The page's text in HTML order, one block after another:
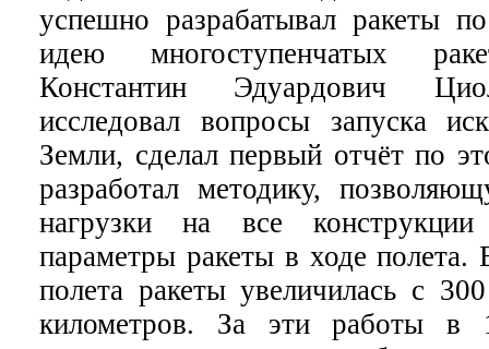
успешно разрабатывал ракеты
идею многоступенчатых
Константин Эдуардович
исследовал вопросы запуска
Земли, сделал первый отчёт по
разработал методику,
нагрузки на все
параметры ракеты в ходе полета.
полета ракеты увеличилась с
километров. За эти работы в